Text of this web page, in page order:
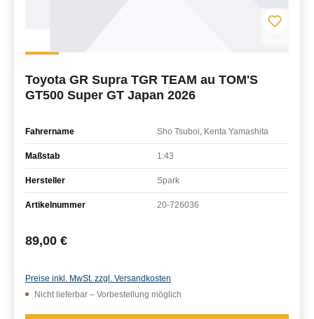
Toyota GR Supra TGR TEAM au TOM'S
GT500 Super GT Japan 2026
Fahrername Sho Tsuboi, Kenta Yamashita
Maßstab 1:43
Hersteller Spark
Artikelnummer 20-726036
Regulärer Preis:
89,00 €
Preise inkl. MwSt. zzgl. Versandkosten
Nicht lieferbar – Vorbestellung möglich